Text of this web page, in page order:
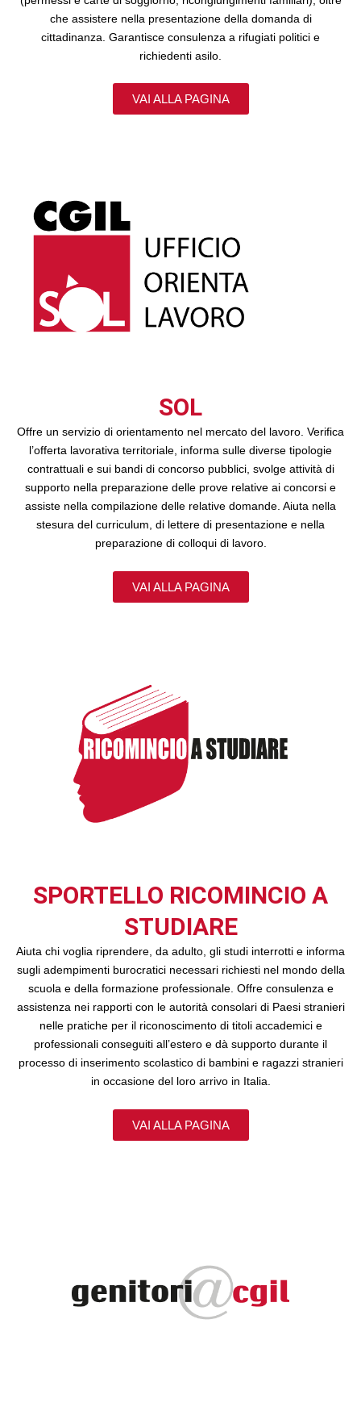
che assistere nella presentazione della domanda di
cittadinanza. Garantisce consulenza a rifugiati politici e
richiedenti asilo.
VAI ALLA PAGINA
SOL
Offre un servizio di orientamento nel mercato del lavoro. Verifica
l’offerta lavorativa territoriale, informa sulle diverse tipologie
contrattuali e sui bandi di concorso pubblici, svolge attività di
supporto nella preparazione delle prove relative ai concorsi e
assiste nella compilazione delle relative domande. Aiuta nella
stesura del curriculum, di lettere di presentazione e nella
preparazione di colloqui di lavoro.
VAI ALLA PAGINA
SPORTELLO RICOMINCIO A
STUDIARE
Aiuta chi voglia riprendere, da adulto, gli studi interrotti e informa
sugli adempimenti burocratici necessari richiesti nel mondo della
scuola e della formazione professionale. Offre consulenza e
assistenza nei rapporti con le autorità consolari di Paesi stranieri
nelle pratiche per il riconoscimento di titoli accademici e
professionali conseguiti all’estero e dà supporto durante il
processo di inserimento scolastico di bambini e ragazzi stranieri
in occasione del loro arrivo in Italia.
VAI ALLA PAGINA